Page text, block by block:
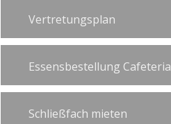
Vertretungsplan
Essensbestellung Cafeteria
Schließfach mieten